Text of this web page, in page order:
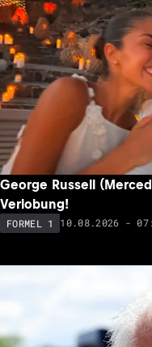
George Russell
Verlobung!
FORMEL 1 10.08.2026 -